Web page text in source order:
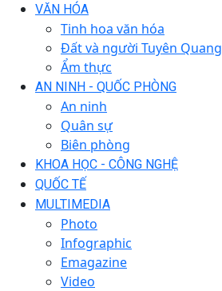
VĂN HÓA
Tinh hoa văn hóa
Đất và người Tuyên Quang
Ẩm thực
AN NINH - QUỐC PHÒNG
An ninh
Quân sự
Biên phòng
KHOA HỌC - CÔNG NGHỆ
QUỐC TẾ
MULTIMEDIA
Photo
Infographic
Emagazine
Video